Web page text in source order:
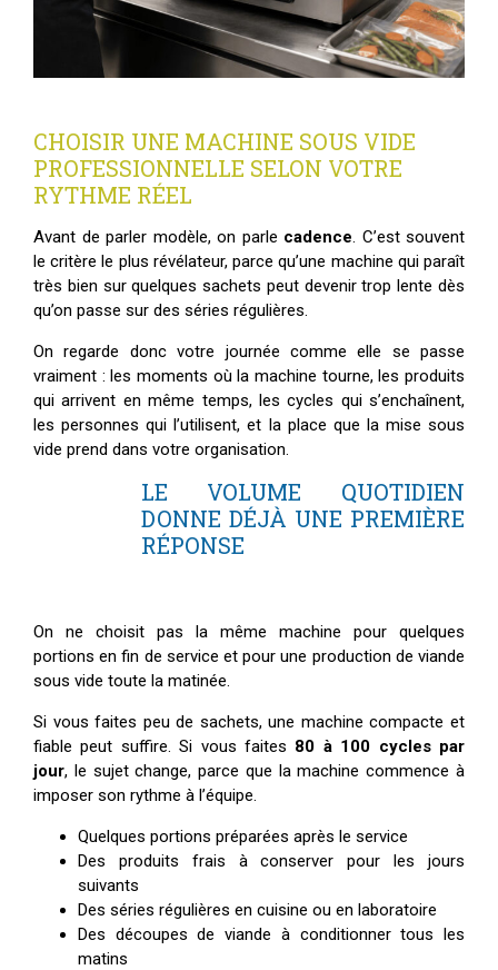
CHOISIR UNE MACHINE SOUS VIDE
PROFESSIONNELLE SELON VOTRE
RYTHME RÉEL
Avant de parler modèle, on parle cadence . C’est souvent
le critère le plus révélateur, parce qu’une machine qui paraît
très bien sur quelques sachets peut devenir trop lente dès
qu’on passe sur des séries régulières.
On regarde donc votre journée comme elle se passe
vraiment : les moments où la machine tourne, les produits
qui arrivent en même temps, les cycles qui s’enchaînent,
les personnes qui l’utilisent, et la place que la mise sous
vide prend dans votre organisation.
LE VOLUME QUOTIDIEN
DONNE DÉJÀ UNE PREMIÈRE
RÉPONSE
On ne choisit pas la même machine pour quelques
portions en fin de service et pour une production de viande
sous vide toute la matinée.
Si vous faites peu de sachets, une machine compacte et
fiable peut suffire. Si vous faites 80 à 100 cycles par
jour, le sujet change, parce que la machine commence à
imposer son rythme à l’équipe.
Quelques portions préparées après le service
Des produits frais à conserver pour les jours
suivants
Des séries régulières en cuisine ou en laboratoire
Des découpes de viande à conditionner tous les
matins